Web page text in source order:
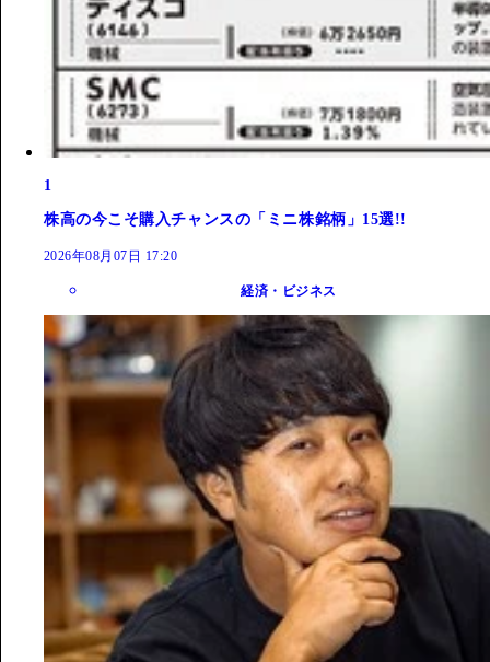
1
株高の今こそ購入チャンスの「ミニ株銘柄」15選!!
2026年08月07日 17:20
経済・ビジネス